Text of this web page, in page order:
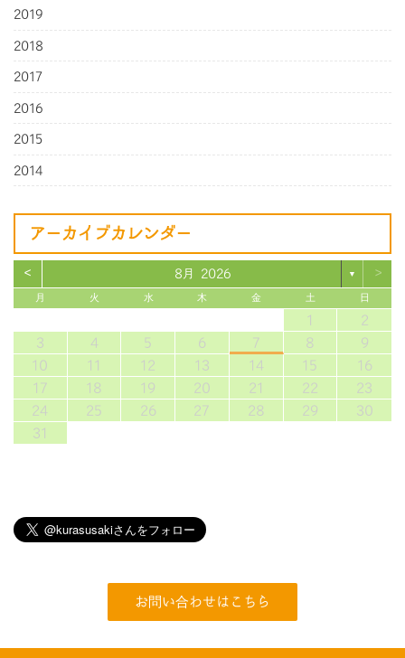
2019
2018
2017
2016
2015
2014
アーカイブカレンダー
< 8月 2026 ▼ >
月 火 水 木 金 土 日
1
2
3
4 5 6 7 8
9
10
11 12 13 14 15
16
17
18 19 20 21 22
23
24
25 26 27 28 29
30
31
お問い合わせはこちら